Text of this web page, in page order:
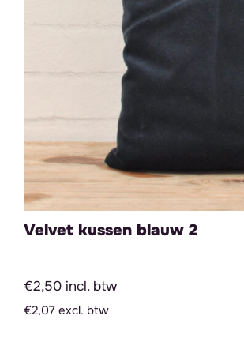
Velvet kussen blauw 2
€2,50 incl. btw
€2,07 excl. btw